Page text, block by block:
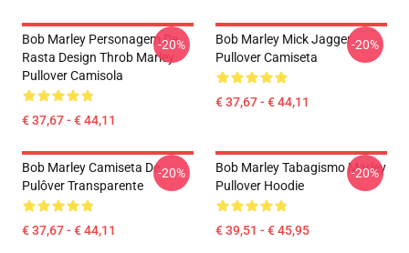
Bob Marley Personagem De
Rasta Design Throb Marley
Pullover Camisola
€ 37,67 - € 44,11
-20%
Bob Marley Mick Jagger
Pullover Camiseta
€ 37,67 - € 44,11
-20%
Bob Marley Camiseta De
Pulôver Transparente
€ 37,67 - € 44,11
-20%
Bob Marley Tabagismo Marley
Pullover Hoodie
€ 39,51 - € 45,95
-20%